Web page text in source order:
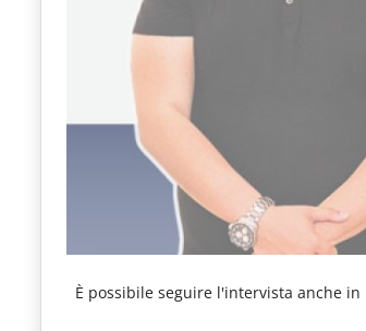
È possibile seguire l'intervista anche